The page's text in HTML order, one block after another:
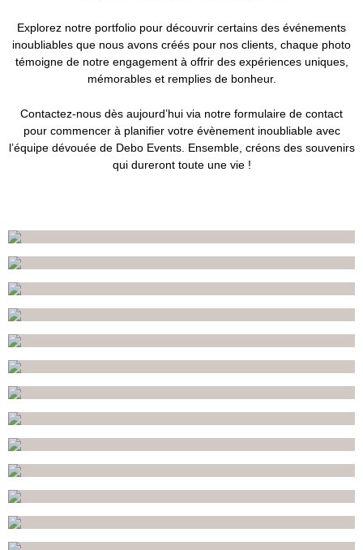
Explorez notre portfolio pour découvrir certains des événements
inoubliables que nous avons créés pour nos clients, chaque photo
témoigne de notre engagement à offrir des expériences uniques,
mémorables et remplies de bonheur.
Contactez-nous dès aujourd’hui via notre formulaire de contact
pour commencer à planifier votre évènement inoubliable avec
l’équipe dévouée de Debo Events. Ensemble, créons des souvenirs
qui dureront toute une vie !
COUNTRY
TROPICAL
PETER PAN
BAR MITSVAH GATSBY
BOUM CINÉMA
POKEMON
BRIT MILA
BAT MITSVAH FLUO